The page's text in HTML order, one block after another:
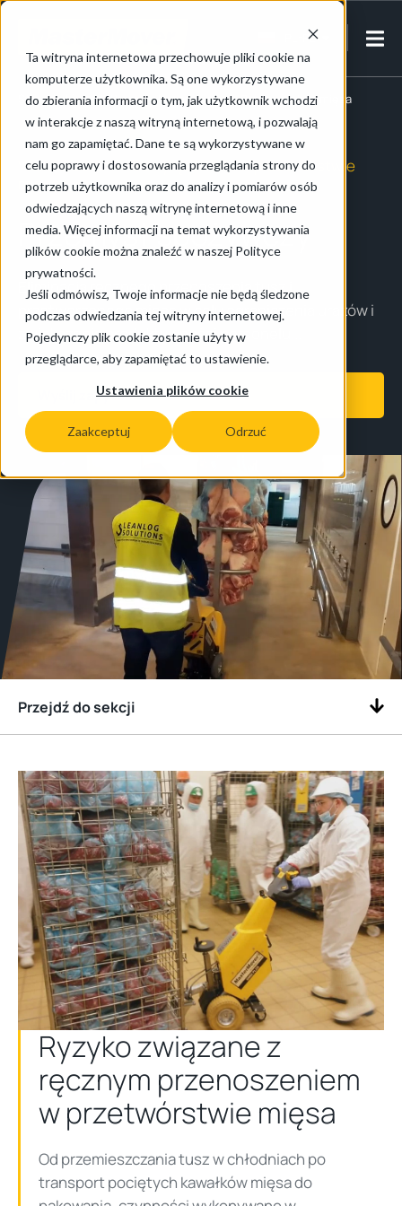
Ta witryna internetowa przechowuje pliki cookie na
komputerze użytkownika. Są one wykorzystywane
do zbierania informacji o tym, jak użytkownik wchodzi
w interakcje z naszą witryną internetową, i pozwalają
nam go zapamiętać. Dane te są wykorzystywane w
celu poprawy i dostosowania przeglądania strony do
potrzeb użytkownika oraz do analizy i pomiarów osób
odwiedzających naszą witrynę internetową i inne
media. Więcej informacji na temat wykorzystywania
plików cookie można znaleźć w naszej Polityce
prywatności.
Jeśli odmówisz, Twoje informacje nie będą śledzone
podczas odwiedzania tej witryny internetowej.
Pojedynczy plik cookie zostanie użyty w
przeglądarce, aby zapamiętać to ustawienie.
Ustawienia plików cookie
Zaakceptuj Odrzuć
PL-PL
Strona główna/ Przemysł spożywczy/ Przetwórstwo mięsa
Przemysł spożywczy
Walka z bólem i nadwyrężeniami w przetwórstwie
mięsa
Eliminacja ręcznego przenoszenia tusz i
przetworzonego mięsa w celu ograniczenia urazów i
zwiększenia produktywności personelu...
Wyślij zapytanie
Przejdź do sekcji
Ryzyko związane z
ręcznym przenoszeniem
w przetwórstwie mięsa
Od przemieszczania tusz w chłodniach po
transport pociętych kawałków mięsa do